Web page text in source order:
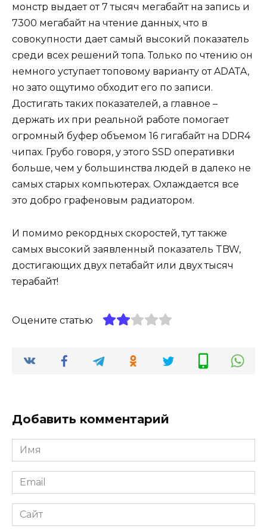
монстр выдает от 7 тысяч мегабайт на запись и
7300 мегабайт на чтение данных, что в
совокупности дает самый высокий показатель
среди всех решений топа. Только по чтению он
немного уступает топовому варианту от ADATA,
но зато ощутимо обходит его по записи.
Достигать таких показателей, а главное –
держать их при реальной работе помогает
огромный буфер объемом 16 гигабайт на DDR4
чипах. Грубо говоря, у этого SSD оперативки
больше, чем у большинства людей в далеко не
самых старых компьютерах. Охлаждается все
это добро графеновым радиатором.
И помимо рекордных скоростей, тут также
самых высокий заявленный показатель TBW,
достигающих двух петабайт или двух тысяч
терабайт!
Оцените статью
Добавить комментарий
Имя
Email
Сайт